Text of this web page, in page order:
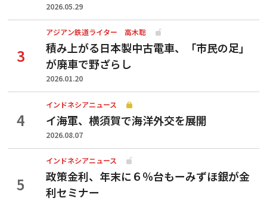
2026.05.29
アジアン鉄道ライター 高木聡
積み上がる日本製中古電車、「市民の足」
が廃車で野ざらし
2026.01.20
インドネシアニュース
イ海軍、横須賀で海洋外交を展開
2026.08.07
インドネシアニュース
政策金利、年末に６％台もーみずほ銀が金
利セミナー